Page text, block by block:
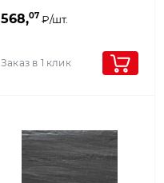
568,07 ₽/шт.
Заказ в 1 клик